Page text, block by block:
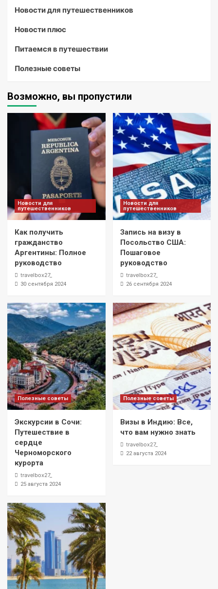
Новости для путешественников
Новости плюс
Питаемся в путешествии
Полезные советы
Возможно, вы пропустили
Новости для
путешественников
Как получить
гражданство
Аргентины: Полное
руководство
travelbox27_
30 сентября 2024
Новости для
путешественников
Запись на визу в
Посольство США:
Пошаговое
руководство
travelbox27_
26 сентября 2024
Полезные советы
Экскурсии в Сочи:
Путешествие в
сердце
Черноморского
курорта
travelbox27_
25 августа 2024
Полезные советы
Визы в Индию: Все,
что вам нужно знать
travelbox27_
22 августа 2024